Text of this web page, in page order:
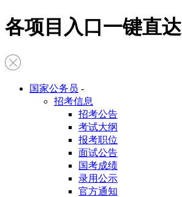
各项目入口一键直达
国家公务员 -
招考信息
招考公告
考试大纲
报考职位
面试公告
国考成绩
录用公示
官方通知